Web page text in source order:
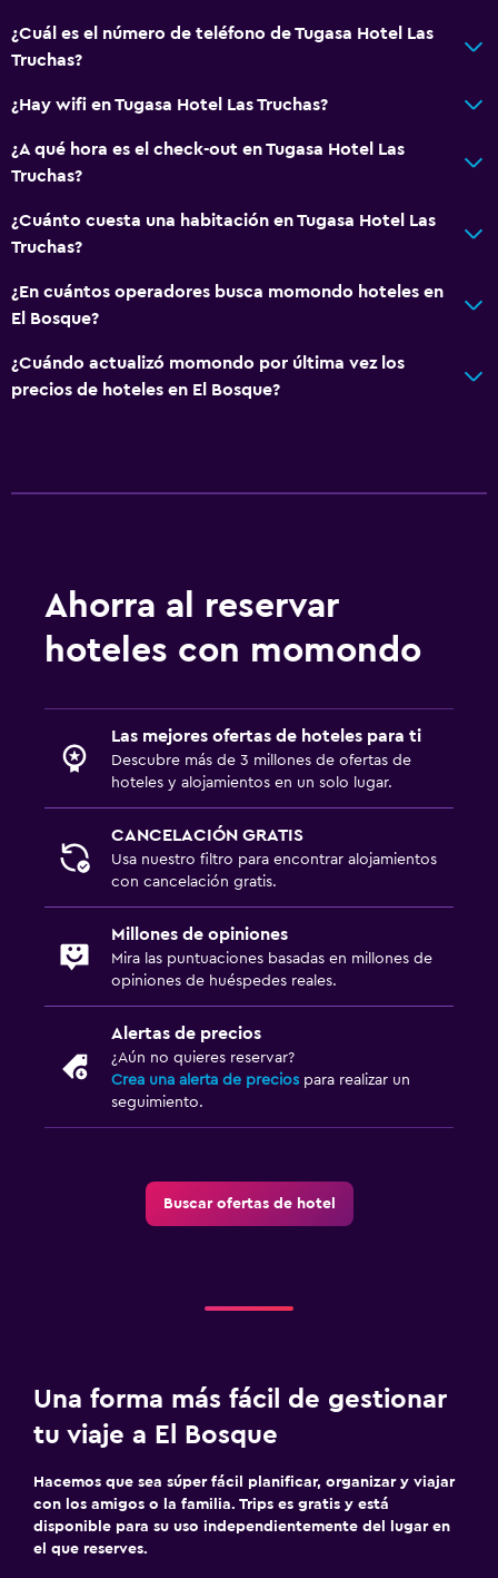
¿Cuál es el número de teléfono de Tugasa Hotel Las
Truchas?
¿Hay wifi en Tugasa Hotel Las Truchas?
¿A qué hora es el check-out en Tugasa Hotel Las
Truchas?
¿Cuánto cuesta una habitación en Tugasa Hotel Las
Truchas?
¿En cuántos operadores busca momondo hoteles en
El Bosque?
¿Cuándo actualizó momondo por última vez los
precios de hoteles en El Bosque?
Ahorra al reservar
hoteles con momondo
Las mejores ofertas de hoteles para ti
Descubre más de 3 millones de ofertas de
hoteles y alojamientos en un solo lugar.
CANCELACIÓN GRATIS
Usa nuestro filtro para encontrar alojamientos
con cancelación gratis.
Millones de opiniones
Mira las puntuaciones basadas en millones de
opiniones de huéspedes reales.
Alertas de precios
¿Aún no quieres reservar?
Crea una alerta de precios para realizar un
seguimiento.
Buscar ofertas de hotel
Una forma más fácil de gestionar
tu viaje a El Bosque
Hacemos que sea súper fácil planificar, organizar y viajar
con los amigos o la familia. Trips es gratis y está
disponible para su uso independientemente del lugar en
el que reserves.